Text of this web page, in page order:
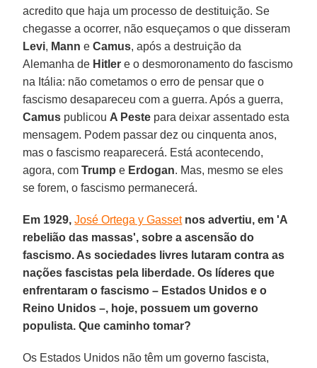
acredito que haja um processo de destituição. Se
chegasse a ocorrer, não esqueçamos o que disseram
Levi, Mann eCamus, após a destruição da
Alemanha de Hitler e o desmoronamento do fascismo
na Itália: não cometamos o erro de pensar que o
fascismo desapareceu com a guerra. Após a guerra,
Camus publicou A Peste para deixar assentado esta
mensagem. Podem passar dez ou cinquenta anos,
mas o fascismo reaparecerá. Está acontecendo,
agora, comTrump e Erdogan. Mas, mesmo se eles
se forem, o fascismo permanecerá.
Em 1929,José Ortega y Gassetnos advertiu, em 'A
rebelião das massas', sobre a ascensão do
fascismo. As sociedades livres lutaram contra as
nações fascistas pela liberdade. Os líderes que
enfrentaram o fascismo – Estados Unidos e o
Reino Unidos –, hoje, possuem um governo
populista. Que caminho tomar?
Os Estados Unidos não têm um governo fascista,